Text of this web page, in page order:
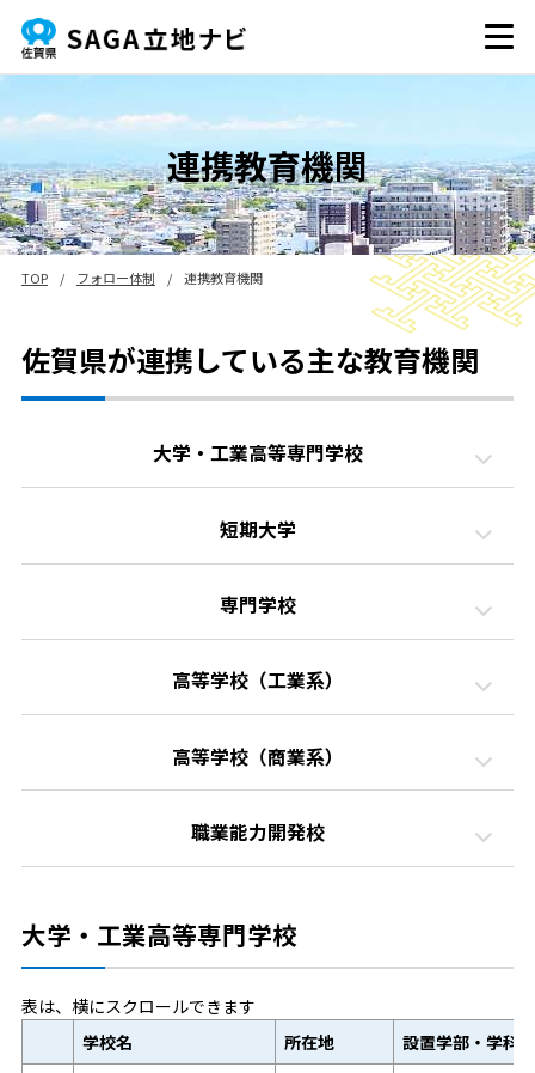
連携教育機関
TOP / フォロー体制 / 連携教育機関
佐賀県が連携している主な教育機関
大学・工業高等専門学校
短期大学
専門学校
高等学校（工業系）
高等学校（商業系）
職業能力開発校
大学・工業高等専門学校
表は、横にスクロールできます
学校名
所在地
設置学部・学科